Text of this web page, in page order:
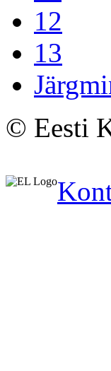
12
13
© Eesti